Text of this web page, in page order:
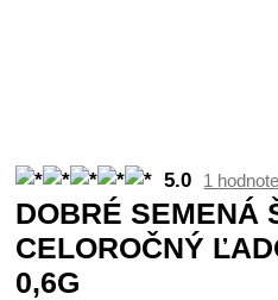
5.0 1
DOBRÉ SEMENÁ
CELOROČNÝ
0,6G